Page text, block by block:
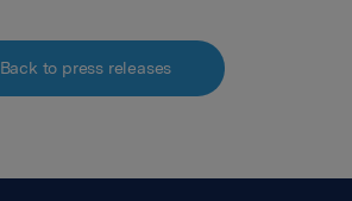
Back to press releases